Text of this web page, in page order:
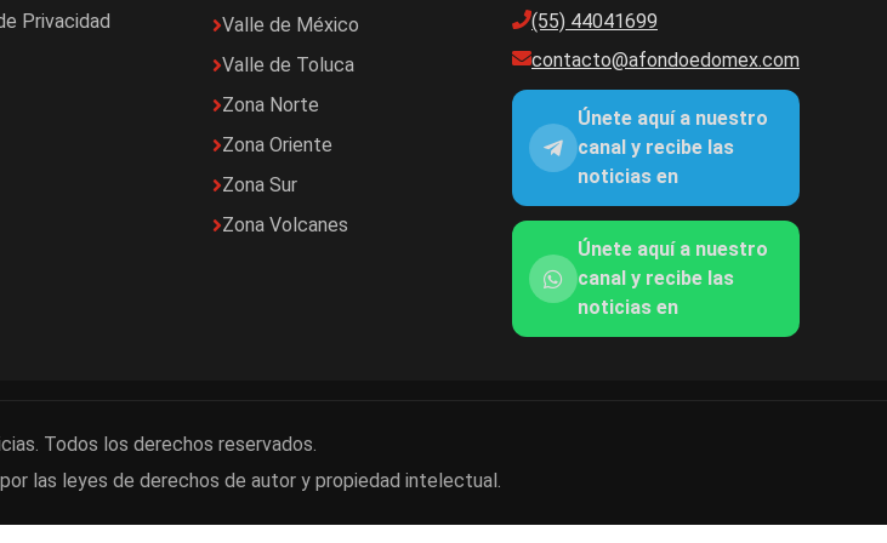
Privacidad
Valle de México
Valle de Toluca
Zona Norte
Zona Oriente
Zona Sur
Zona Volcanes
(55) 44041699
contacto@afondoedomex.com
Únete aquí a nuestro
canal y recibe las
noticias en
Únete aquí a nuestro
canal y recibe las
noticias en
Todos los derechos reservados.
las leyes de derechos de autor y propiedad intelectual.